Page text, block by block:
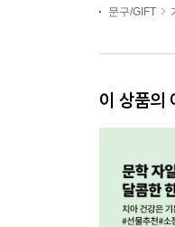
문구/GIFT
이 상품의